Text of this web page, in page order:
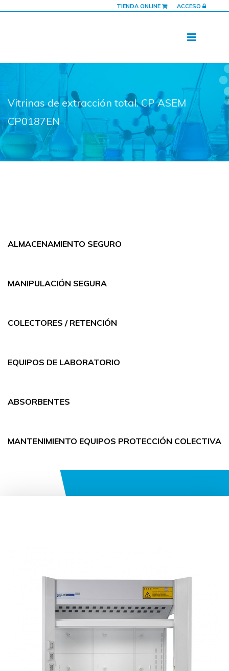
TIENDA ONLINE ACCESO
Vitrinas de extracción total. CP ASEM
CP0187EN
ALMACENAMIENTO SEGURO
MANIPULACIÓN SEGURA
COLECTORES / RETENCIÓN
EQUIPOS DE LABORATORIO
ABSORBENTES
MANTENIMIENTO EQUIPOS PROTECCIÓN COLECTIVA